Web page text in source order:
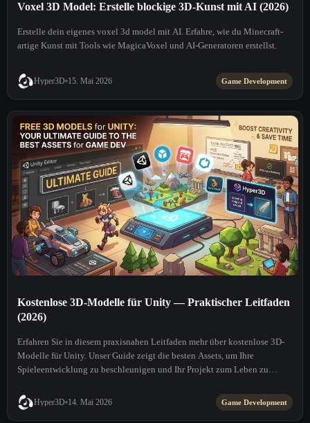
Voxel 3D Model: Erstelle blockige 3D-Kunst mit AI (2026)
Erstelle dein eigenes voxel 3d model mit AI. Erfahre, wie du Minecraft-
artige Kunst mit Tools wie MagicaVoxel und AI-Generatoren erstellst.
Hyper3D 15. Mai 2026 Game Development
Kostenlose 3D-Modelle für Unity — Praktischer Leitfaden
(2026)
Erfahren Sie in diesem praxisnahen Leitfaden mehr über kostenlose 3D-
Modelle für Unity. Unser Guide zeigt die besten Assets, um Ihre
Spieleentwicklung zu beschleunigen und Ihr Projekt zum Leben zu
Hyper3D 14. Mai 2026 Game Development